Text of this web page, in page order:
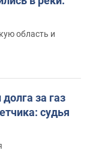
область и
за газ
судья